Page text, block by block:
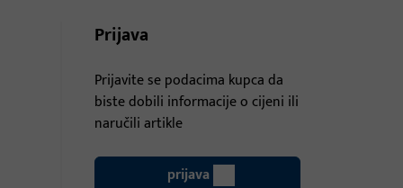
Prijava
Prijavite se podacima kupca da
biste dobili informacije o cijeni ili
naručili artikle
prijava